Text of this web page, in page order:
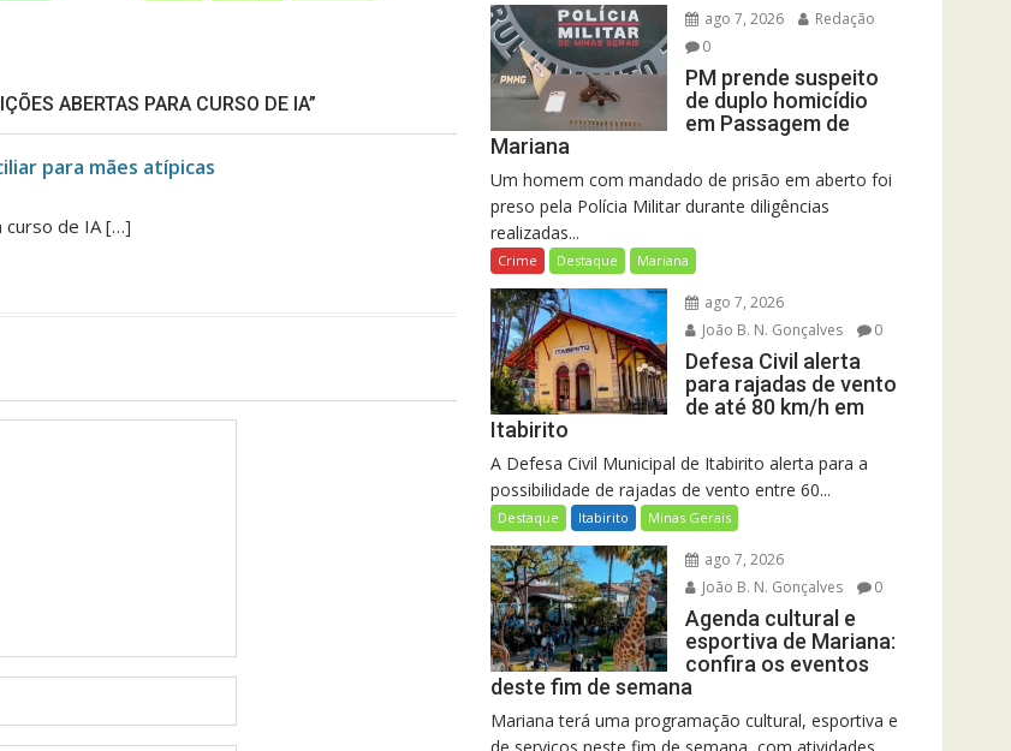
ABERTAS PARA CURSO DE IA”
para mães atípicas
curso de IA […]
ago 7, 2026
Redação
0
PM prende suspeito
de duplo homicídio
em Passagem de
Mariana
Um homem com mandado de prisão em aberto foi
preso pela Polícia Militar durante diligências
realizadas...
Crime Destaque Mariana
ago 7, 2026
João B. N. Gonçalves
0
Defesa Civil alerta
para rajadas de vento
de até 80 km/h em
Itabirito
A Defesa Civil Municipal de Itabirito alerta para a
possibilidade de rajadas de vento entre 60...
Destaque Itabirito Minas Gerais
ago 7, 2026
João B. N. Gonçalves
0
Agenda cultural e
esportiva de Mariana:
confira os eventos
deste fim de semana
Mariana terá uma programação cultural, esportiva e